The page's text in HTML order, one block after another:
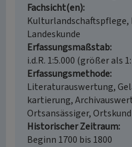
Fachsicht(en)
Kulturlandschaftspflege,
Landeskunde
Erfassungsmaßstab
i.d.R. 1:5.000 (größer als
Erfassungsmethode
Literaturauswertung,
kartierung,
Ortsansässiger,
Historischer Zeitraum
Beginn 1700 bis 1800